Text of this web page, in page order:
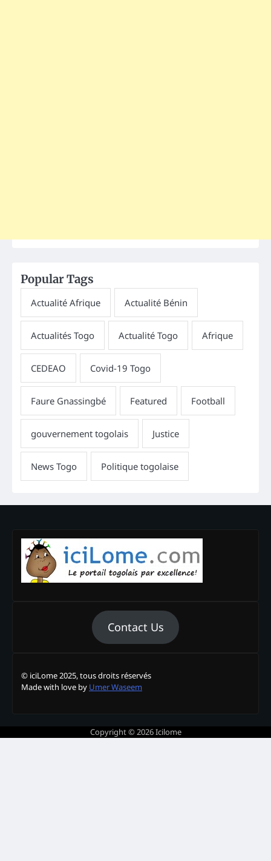
Popular Tags
Contact Us
© iciLome 2025, tous droits réservés
Made with love by Umer Waseem
Copyright © 2026Icilome